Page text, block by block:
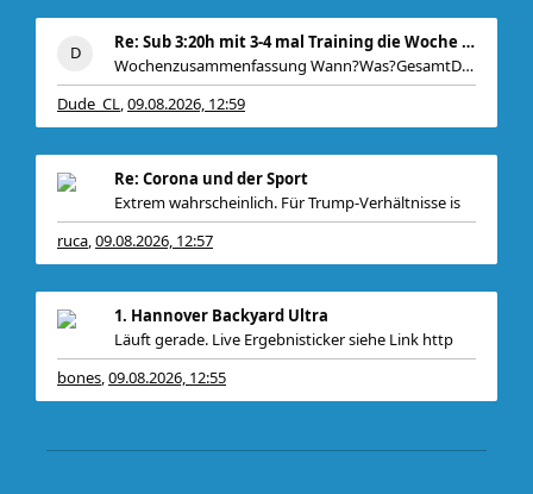
Re: Sub 3:20h mit 3-4 mal Training die Woche machb
Wochenzusammenfassung Wann?Was?GesamtDetails Dien
Dude_CL,09.08.2026, 12:59
Re: Corona und der Sport
Extrem wahrscheinlich. Für Trump-Verhältnisse is
ruca,09.08.2026, 12:57
1. Hannover Backyard Ultra
Läuft gerade. Live Ergebnisticker siehe Link http
bones,09.08.2026, 12:55